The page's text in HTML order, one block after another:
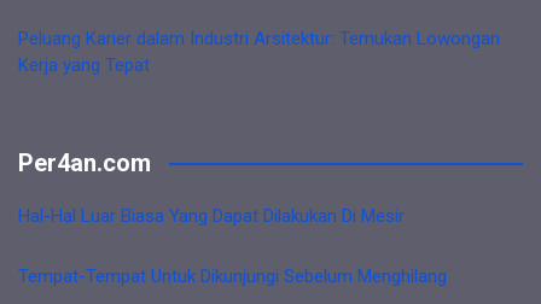
Peluang Karier dalam Industri Arsitektur: Temukan Lowongan
Kerja yang Tepat
Per4an.com
Hal-Hal Luar Biasa Yang Dapat Dilakukan Di Mesir
Tempat-Tempat Untuk Dikunjungi Sebelum Menghilang